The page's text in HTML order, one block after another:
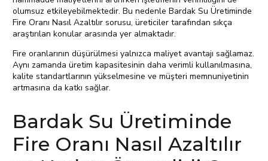
olumsuz etkileyebilmektedir. Bu nedenle Bardak Su Üretiminde
Fire Oranı Nasıl Azaltılır sorusu, üreticiler tarafından sıkça
araştırılan konular arasında yer almaktadır.
Fire oranlarının düşürülmesi yalnızca maliyet avantajı sağlamaz.
Aynı zamanda üretim kapasitesinin daha verimli kullanılmasına,
kalite standartlarının yükselmesine ve müşteri memnuniyetinin
artmasına da katkı sağlar.
Bardak Su Üretiminde
Fire Oranı Nasıl Azaltılır